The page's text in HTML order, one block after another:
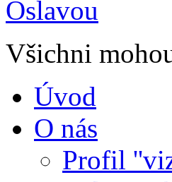
Všichni
Úvod
O nás
Profil